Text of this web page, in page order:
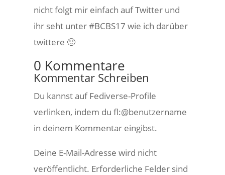
nicht folgt mir einfach auf Twitter und
ihr seht unter #BCBS17 wie ich darüber
twittere 🙂
0 Kommentare
Kommentar Schreiben
Du kannst auf Fediverse-Profile
verlinken, indem du fl:@benutzername
in deinem Kommentar eingibst.
Deine E-Mail-Adresse wird nicht
veröffentlicht. Erforderliche Felder sind